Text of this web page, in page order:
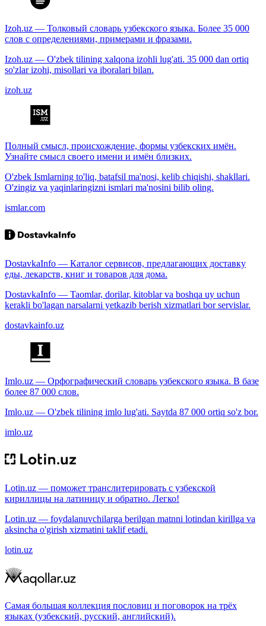
Izoh.uz — Толковый словарь узбекского языка. Более 35 000
слов с определениями, примерами и фразами.
Izoh.uz — O'zbek tilining xalqona izohli lug'ati. 35 000 dan ortiq
so'zlar izohi, misollari va iboralari bilan.
izoh.uz
Полный смысл, происхождение, формы узбекских имён.
Узнайте смысл своего имени и имён близких.
O'zbek Ismlarning to'liq, batafsil ma'nosi, kelib chiqishi, shakllari.
O'zingiz va yaqinlaringizni ismlari ma'nosini bilib oling.
ismlar.com
DostavkaInfo — Каталог сервисов, предлагающих доставку
еды, лекарств, книг и товаров для дома.
DostavkaInfo — Taomlar, dorilar, kitoblar va boshqa uy uchun
kerakli bo'lagan narsalarni yetkazib berish xizmatlari bor servislar.
dostavkainfo.uz
Imlo.uz — Орфографический словарь узбекского языка. В базе
более 87 000 слов.
Imlo.uz — O'zbek tilining imlo lug'ati. Saytda 87 000 ortiq so'z bor.
imlo.uz
Lotin.uz — поможет транслитерировать с узбекской
кириллицы на латиницу и обратно. Легко!
Lotin.uz — foydalanuvchilarga berilgan matnni lotindan kirillga va
aksincha o'girish xizmatini taklif etadi.
lotin.uz
Самая большая коллекция пословиц и поговорок на трёх
языках (узбекский, русский, английский).